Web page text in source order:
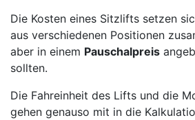
Die Kosten eines Sitzlifts setzen
aus verschiedenen Positionen
aber in einem Pauschalpreis
sollten.
Die Fahreinheit des Lifts und die
gehen genauso mit in die